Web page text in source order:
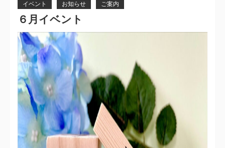
イベント お知らせ ご案内
６月イベント